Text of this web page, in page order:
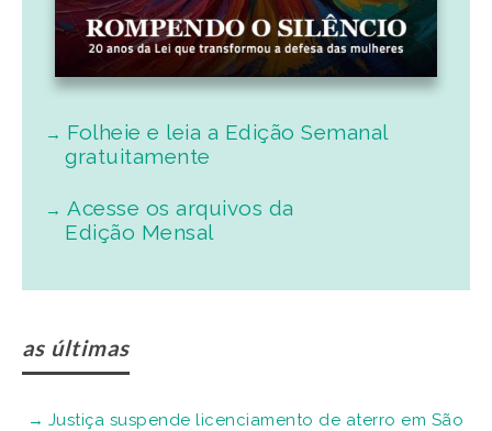
Folheie e leia a Edição Semanal
gratuitamente
Acesse os arquivos da
Edição Mensal
as últimas
Justiça suspende licenciamento de aterro em São